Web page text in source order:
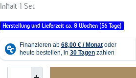
Inhalt 1 Set
Herstellung und Lieferzeit ca. 8 Wochen (56 Tage)